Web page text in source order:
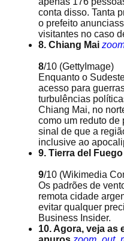
conta disso. Tanta
o prefeito
visitantes no caso
8. Chiang Mai
8/10 (GettyImage)
Enquanto o
acesso para
turbulências
Chiang Mai, no
como um reduto de
sinal de que a
inclusive ao
9. Tierra del Fuego
9/10 (Wikimedia
Os padrões de
remota cidade
evitar qualquer
Business Insider.
10. Agora, veja as